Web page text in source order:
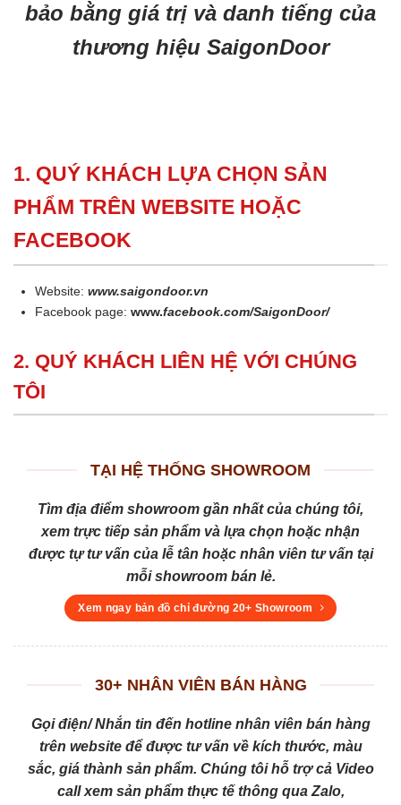
bảo bằng giá trị và danh tiếng của
thương hiệu SaigonDoor
1. QUÝ KHÁCH LỰA CHỌN SẢN
PHẨM TRÊN WEBSITE HOẶC
FACEBOOK
Website:www.saigondoor.vn
Facebook page:www.facebook.com/SaigonDoor/
2. QUÝ KHÁCH LIÊN HỆ VỚI CHÚNG
TÔI
TẠI HỆ THỐNG SHOWROOM
Tìm địa điểm showroom gần nhất của chúng tôi,
xem trực tiếp sản phẩm và lựa chọn hoặc nhận
được tự tư vấn của lễ tân hoặc nhân viên tư vấn tại
mỗi showroom bán lẻ.
Xem ngay bản đồ chỉ đường 20+ Showroom
30+ NHÂN VIÊN BÁN HÀNG
Gọi điện/ Nhắn tin đến hotline nhân viên bán hàng
trên website để được tư vấn về kích thước, màu
sắc, giá thành sản phẩm. Chúng tôi hỗ trợ cả Video
call xem sản phẩm thực tế thông qua Zalo,